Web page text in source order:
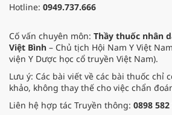
Hotline: 0949.737.666
Cố vấn chuyên môn: Thầy thuốc nhân
Việt Bình – Chủ tịch Hội Nam Y Việt
viện Y Dược học cổ truyền Việt Nam).
Lưu ý: Các bài viết về các bài thuốc chỉ
khảo, không thay thế cho việc chẩn
Liên hệ hợp tác Truyền thông: 0898 582